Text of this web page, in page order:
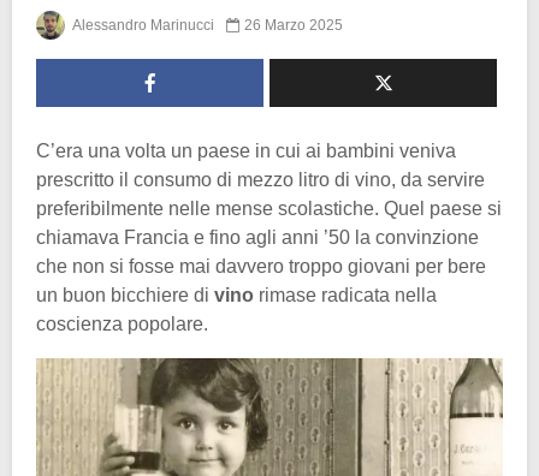
Alessandro Marinucci 26 Marzo 2025
C’era una volta un paese in cui ai bambini veniva
prescritto il consumo di mezzo litro di vino, da servire
preferibilmente nelle mense scolastiche. Quel paese si
chiamava Francia e fino agli anni ’50 la convinzione
che non si fosse mai davvero troppo giovani per bere
un buon bicchiere di vino rimase radicata nella
coscienza popolare.